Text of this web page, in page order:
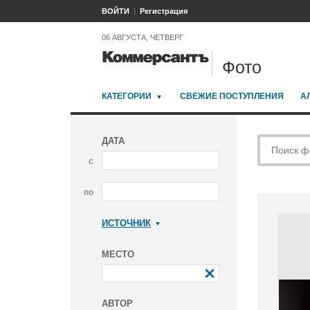
ВОЙТИ Регистрация
06 АВГУСТА, ЧЕТВЕРГ
Фото
КАТЕГОРИИ СВЕЖИЕ ПОСТУПЛЕНИЯ
ДАТА
с
по
ИСТОЧНИК
МЕСТО
АВТОР